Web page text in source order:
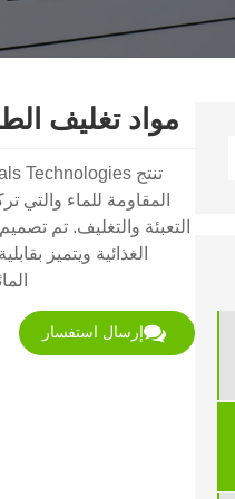
مواد تغليف
المقاومة للماء والتي
التعبئة والتغليف. تم
الغذائية ويتميز
إرسال استفسار